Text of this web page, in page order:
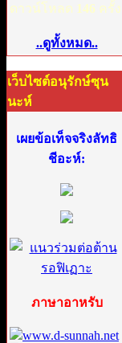
ดาวน์โหลด 146 ครั้ง
..ดูทั้งหมด..
เว็บไซต์อนุรักษ์ซุน
นะห์
เผยข้อเท็จจริงลัทธิ
ชีอะห์:
ภาษาอาหรับ
www.d-sunnah.net